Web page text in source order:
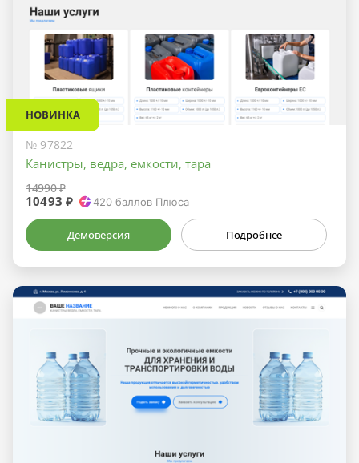
НОВИНКА
№ 97822
Канистры, ведра, емкости, тара
14990 ₽
10493 ₽ 420 баллов Плюса
Демоверсия Подробнее